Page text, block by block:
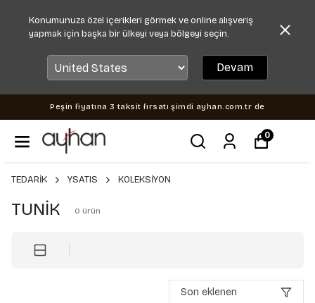
Konumunuza özel içerikleri görmek ve online alışveriş
yapmak için başka bir ülkeyi veya bölgeyi seçin.
Devam
Peşin fiyatına 3 taksit fırsatı şimdi ayhan.com.tr de
0
TEDARİK YSATIS KOLEKSİYON
TUNİK 0 ürün
Son eklenen